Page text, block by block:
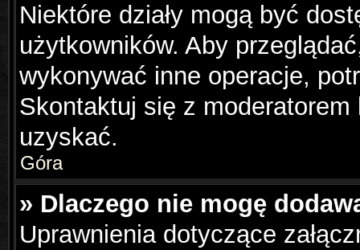
Niektóre działy mogą być
użytkowników. Aby
wykonywać inne operacje,
Skontaktuj się z
uzyskać.
Góra
» Dlaczego nie mogę
Uprawnienia dotyczące